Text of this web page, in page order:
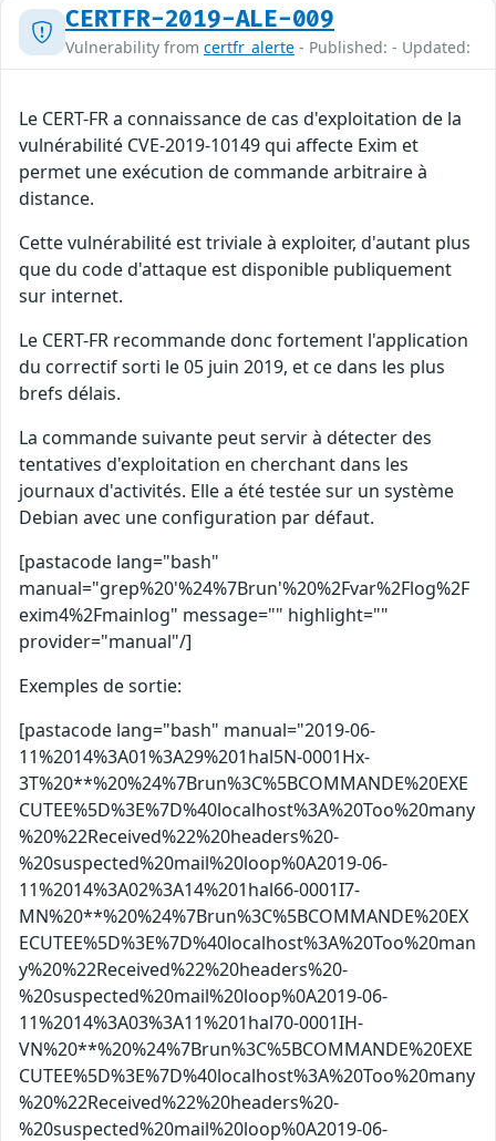
CERTFR-2019-ALE-009
Vulnerability from certfr_alerte - Published: - Updated:
Le CERT-FR a connaissance de cas d'exploitation de la
vulnérabilité CVE-2019-10149 qui affecte Exim et
permet une exécution de commande arbitraire à
distance.
Cette vulnérabilité est triviale à exploiter, d'autant plus
que du code d'attaque est disponible publiquement
sur internet.
Le CERT-FR recommande donc fortement l'application
du correctif sorti le 05 juin 2019, et ce dans les plus
brefs délais.
La commande suivante peut servir à détecter des
tentatives d'exploitation en cherchant dans les
journaux d'activités. Elle a été testée sur un système
Debian avec une configuration par défaut.
[pastacode lang="bash"
manual="grep%20'%24%7Brun'%20%2Fvar%2Flog%2F
exim4%2Fmainlog" message="" highlight=""
provider="manual"/]
Exemples de sortie:
[pastacode lang="bash" manual="2019-06-
11%2014%3A01%3A29%201hal5N-0001Hx-
3T%20**%20%24%7Brun%3C%5BCOMMANDE%20EXE
CUTEE%5D%3E%7D%40localhost%3A%20Too%20many
%20%22Received%22%20headers%20-
%20suspected%20mail%20loop%0A2019-06-
11%2014%3A02%3A14%201hal66-0001I7-
MN%20**%20%24%7Brun%3C%5BCOMMANDE%20EX
ECUTEE%5D%3E%7D%40localhost%3A%20Too%20man
y%20%22Received%22%20headers%20-
%20suspected%20mail%20loop%0A2019-06-
11%2014%3A03%3A11%201hal70-0001IH-
VN%20**%20%24%7Brun%3C%5BCOMMANDE%20EXE
CUTEE%5D%3E%7D%40localhost%3A%20Too%20many
%20%22Received%22%20headers%20-
%20suspected%20mail%20loop%0A2019-06-